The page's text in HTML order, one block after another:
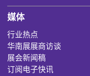
媒体
行业热点
华南展展商访谈
展会新闻稿
订阅电子快讯